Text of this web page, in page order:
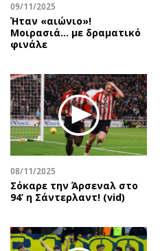
09/11/2025
Ήταν «αιώνιο»!
Μοιρασιά… με δραματικό
φινάλε
08/11/2025
Σόκαρε την Άρσεναλ στο
94’ η Σάντερλαντ! (vid)